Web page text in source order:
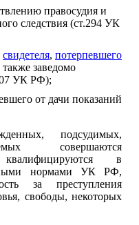
правосудия и
следствия (ст.294 УК
свидетеля, потерпевшего
заведомо
УК РФ);
от дачи показаний
подсудимых,
совершаются
в
нормами УК РФ,
за преступления
свободы, некоторых